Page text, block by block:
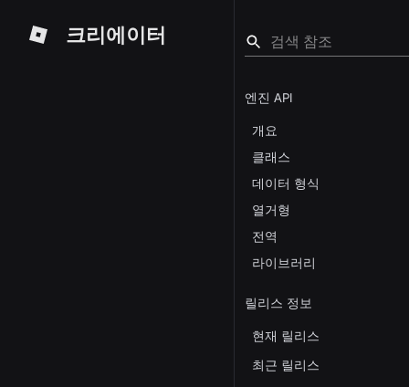
크리에이터
엔진 API
개요
클래스
데이터 형식
열거형
전역
라이브러리
릴리스 정보
현재 릴리스
최근 릴리스